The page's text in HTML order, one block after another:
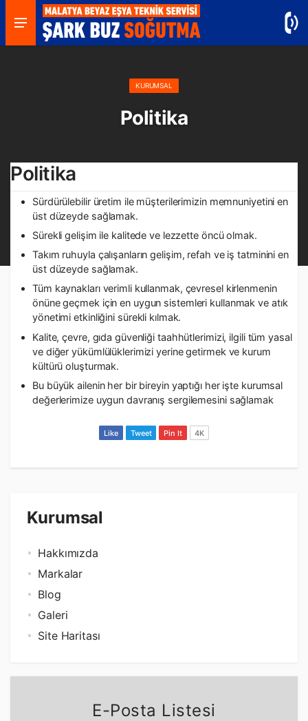
KURUMSAL
Politika
Kurumsal
Hakkımızda
Markalar
Blog
Galeri
Site Haritası
E-Posta Listesi
Politika
Sürdürülebilir üretim ile müşterilerimizin memnuniyetini en
üst düzeyde sağlamak.
Sürekli gelişim ile kalitede ve lezzette öncü olmak.
Takım ruhuyla çalışanların gelişim, refah ve iş tatminini en
üst düzeyde sağlamak.
Tüm kaynakları verimli kullanmak, çevresel kirlenmenin
önüne geçmek için en uygun sistemleri kullanmak ve atık
yönetimi etkinliğini sürekli kılmak.
Kalite, çevre, gıda güvenliği taahhütlerimizi, ilgili tüm yasal
ve diğer yükümlülüklerimizi yerine getirmek ve kurum
kültürü oluşturmak.
Bu büyük ailenin her bir bireyin yaptığı her işte kurumsal
değerlerimize uygun davranış sergilemesini sağlamak
Like Tweet Pin It 4K